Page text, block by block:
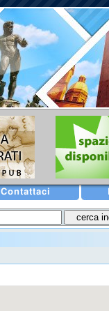
Contattaci